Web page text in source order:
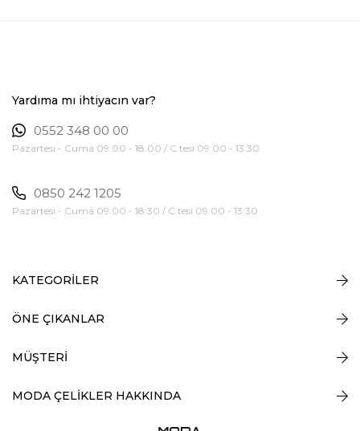
Yardıma mı ihtiyacın var?
0552 348 00 00
Pazartesi - Cuma 09:00 - 18:00 / C.tesi 09:00 - 13:30
0850 242 1205
Pazartesi - Cuma 09:00 - 18:30 / C.tesi 09:00 - 13:30
KATEGORİLER
ÖNE ÇIKANLAR
MÜŞTERİ
MODA ÇELİKLER HAKKINDA